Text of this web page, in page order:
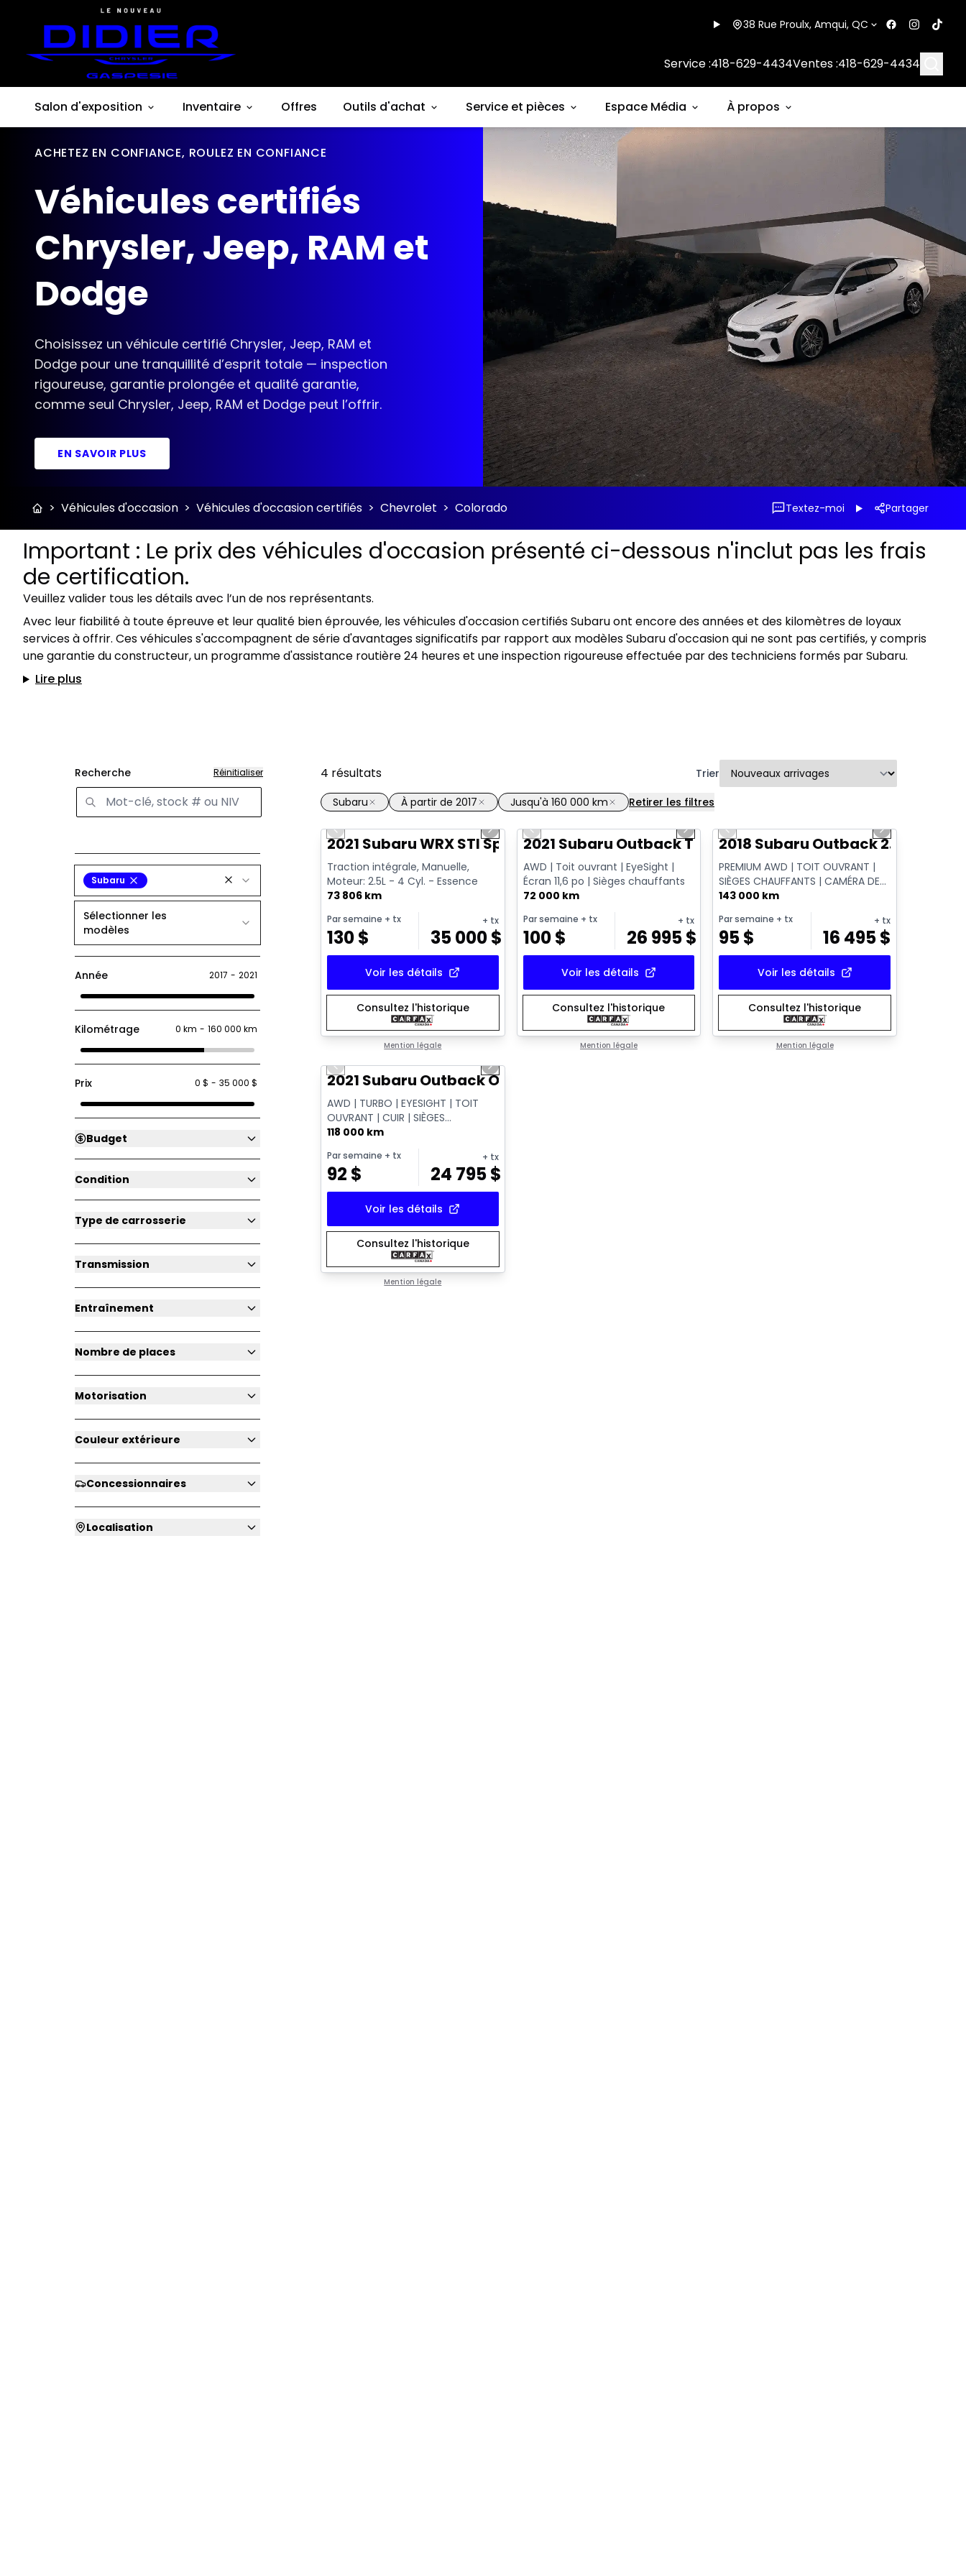
38 Rue Proulx, Amqui, QC
Service :418-629-4434Ventes :418-629-4434
Salon d'exposition Inventaire Offres Outils d'achat Service et pièces Espace Média À propos
ACHETEZ EN CONFIANCE, ROULEZ EN CONFIANCE
Véhicules certifiés
Chrysler, Jeep, RAM et
Dodge
Choisissez un véhicule certifié Chrysler, Jeep, RAM et
Dodge pour une tranquillité d’esprit totale — inspection
rigoureuse, garantie prolongée et qualité garantie,
comme seul Chrysler, Jeep, RAM et Dodge peut l’offrir.
EN SAVOIR PLUS
> Véhicules d'occasion > Véhicules d'occasion certifiés > Chevrolet > Colorado Textez-moi Partager
Important : Le prix des véhicules d'occasion présenté ci-dessous n'inclut pas les frais
de certification.
Veuillez valider tous les détails avec l’un de nos représentants.
Avec leur fiabilité à toute épreuve et leur qualité bien éprouvée, les véhicules d'occasion certifiés Subaru ont encore des années et des kilomètres de loyaux
services à offrir. Ces véhicules s'accompagnent de série d'avantages significatifs par rapport aux modèles Subaru d'occasion qui ne sont pas certifiés, y compris
une garantie du constructeur, un programme d'assistance routière 24 heures et une inspection rigoureuse effectuée par des techniciens formés par Subaru.
Lire plus
Recherche Réinitialiser
Subaru
Sélectionner les
modèles
Année 2017 - 2021
Kilométrage 0 km - 160 000 km
Prix 0 $ - 35 000 $
Budget
Condition
Type de carrosserie
Transmission
Entraînement
Nombre de places
Motorisation
Couleur extérieure
Concessionnaires
Localisation
4 résultats
Trier
Subaru
À partir de 2017 Jusqu'à 160 000 km Retirer les filtres
Vidéo disponible
1/16
Previous slide
Next slide
2021 Subaru WRX STI Sport
Traction intégrale, Manuelle,
Moteur: 2.5L - 4 Cyl. - Essence
73 806 km
Par semaine + tx
130$
+ tx
35 000$
Voir les détails
Consultez l'historique
Mention légale
1/14
Previous slide
Next slide
2021 Subaru Outback Touring
AWD | Toit ouvrant | EyeSight |
Écran 11,6 po | Sièges chauffants
72 000 km
Par semaine + tx
100$
+ tx
26 995$
Voir les détails
Consultez l'historique
Mention légale
Previous slide
Next slide
2018 Subaru Outback 2.5i
PREMIUM AWD | TOIT OUVRANT |
SIÈGES CHAUFFANTS | CAMÉRA DE
RECUL | APPLE CARPLAY | HAYON
143 000 km
Par semaine + tx
95$
+ tx
16 495$
Voir les détails
Consultez l'historique
Mention légale
Vidéo disponible
Previous slide
Next slide
2021 Subaru Outback Outdoor XT
AWD | TURBO | EYESIGHT | TOIT
OUVRANT | CUIR | SIÈGES
CHAUFFANTS | APPLE CARPLAY |
CAMÉRA | HAYON ÉL...
118 000 km
Par semaine + tx
92 $
+ tx
24 795$
Voir les détails
Consultez l'historique
Mention légale